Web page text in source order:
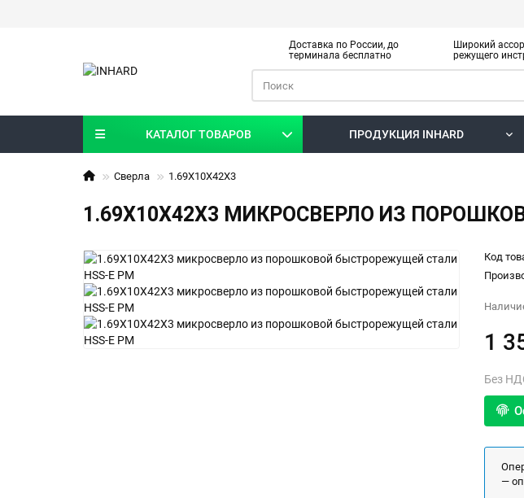
Доставка по России, до
терминала бесплатно
Широкий
режущего
КАТАЛОГ ТОВАРОВ ПРОДУКЦИЯ INHARD
Сверла 1.69X10X42X3
1.69X10X42X3 МИКРОСВЕРЛО ИЗ
Код
1
Без
—